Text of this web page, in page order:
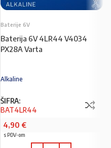
Baterije 6V
Baterija 6V 4LR44 V4034
PX28A Varta
Alkaline
ŠIFRA:
BAT4LR44
4,90 €
s PDV-om